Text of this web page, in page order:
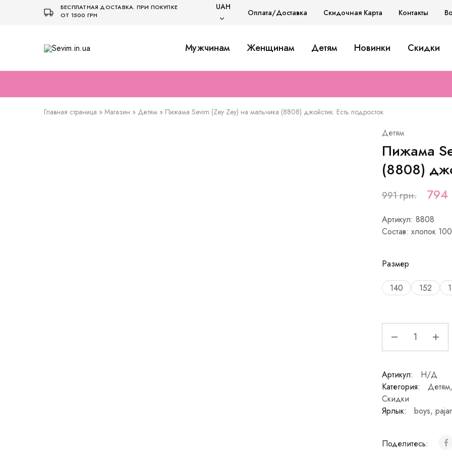
БЕСПЛАТНАЯ ДОСТАВКА. ПРИ ПОКУПКЕ
ОТ 1500 ГРН
UAH
Оплата/Доставка Скидочная Карта Контакты
Sevim.in.ua
Интернет
и
Мужчинам Женщинам Детям Новинки Скидки
Главная страница » Магазин » Детям » Пижама Sevim (Zey Zey) на мальчика (8808) джойстик. Есть подросток
Детям
Пижама
(8808)
991грн. 794
Артикул: 8808
Состав: хлопок
Размер
140 152
Артикул:
Н/Д
Категория:
Детям,
Скидки
Ярлык:
boys,
Поделитесь: